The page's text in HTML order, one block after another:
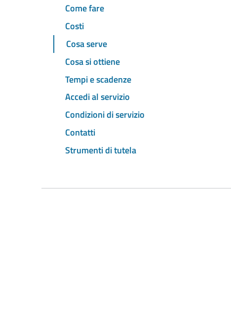
Come fare
Costi
Cosa serve
Cosa si ottiene
Tempi e scadenze
Accedi al servizio
Condizioni di servizio
Contatti
Strumenti di tutela